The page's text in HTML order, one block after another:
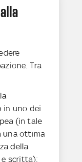
Tra
in uno dei
(in tale
una ottima
della
scritta);